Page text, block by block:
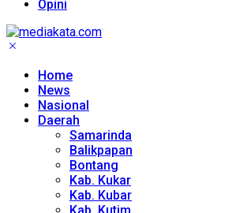
Opini
Home
News
Nasional
Daerah
Samarinda
Balikpapan
Bontang
Kab. Kukar
Kab. Kubar
Kab. Kutim